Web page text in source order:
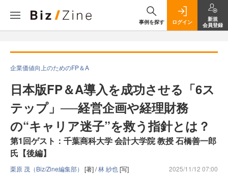
事例を探す ログイン
新規
会員登録
企業価値向上のためのFP＆A
日本版FP＆A導入を成功させる「6ス
テップ」──経営企画や経理財務
の“キャリア迷子”を救う指針とは？
第1回ゲスト：千葉商科大学 会計大学院 教授 石橋善一郎
氏【後編】
栗原 茂（Biz/Zine編集部） [著] /林 紗也[写] 2025/11/12 07:00